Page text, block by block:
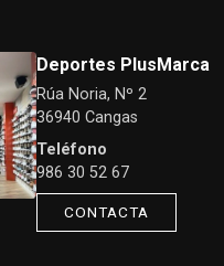
Deportes PlusMarca
Rúa Noria, Nº 2
36940 Cangas
Teléfono
986 30 52 67
CONTACTA